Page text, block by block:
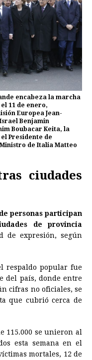
encabeza la marcha
11 de enero,
Europea Jean-
Benjamin
Boubacar Keita, la
Presidente de
de Italia Matteo
ciudades
personas participan
de provincia
de expresión, según
respaldo popular fue
del país, donde entre
cifras no oficiales, se
que cubrió cerca de
115.000 se unieron al
esta semana en el
mortales, 12 de